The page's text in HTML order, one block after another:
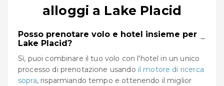
alloggi a Lake Placid
Posso prenotare volo e hotel insieme per
Lake Placid?
−
Sì, puoi combinare il tuo volo con l'hotel in un unico
processo di prenotazione usando il motore di ricerca
sopra, risparmiando tempo e ottenendo il miglior